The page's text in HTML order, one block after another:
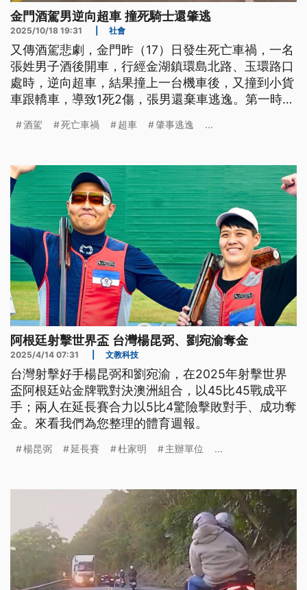
金門酒駕男逆向超車 撞死騎士還肇逃
2025/10/18 19:31 社會
又傳酒駕悲劇，金門昨（17）日發生死亡車禍，一名
張姓男子酒後開車，行經金湖鎮環島北路、玉環路口
處時，逆向超車，結果撞上一台機車後，又撞到小貨
車跟轎車，導致1死2傷，張男還棄車逃逸。第一時間
投案，訊後被依酒駕致死及肇事逃逸致死罪送辦。
酒駕 死亡車禍 超車 肇事逃逸 ...
阿根廷射擊世界盃 台灣楊昆弼、劉宛渝奪金
2025/4/14 07:31 文教科技
台灣射擊好手楊昆弼和劉宛渝，在2025年射擊世界
盃阿根廷站金牌戰對決澳洲組合，以45比45戰成平
手；兩人在延長賽合力以5比4驚險擊敗對手、成功奪
金。來看我們為您整理的體育週報。
楊昆弼 延長賽 杜家明 主辦單位 ...